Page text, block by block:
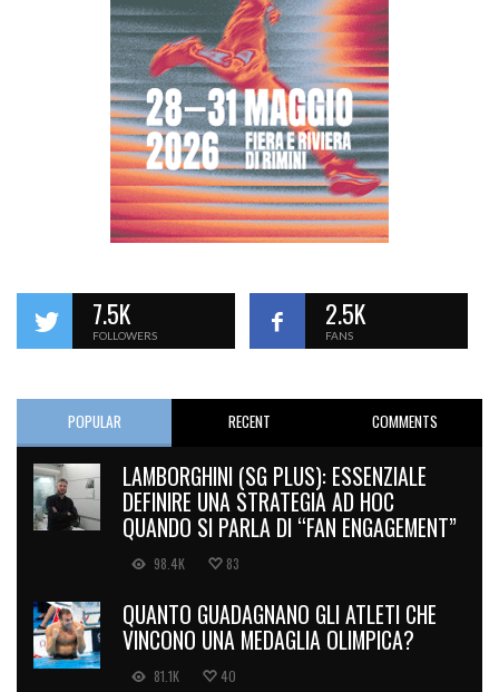
7.5K
FOLLOWERS
2.5K
FANS
POPULAR RECENT COMMENTS
LAMBORGHINI (SG PLUS): ESSENZIALE
DEFINIRE UNA STRATEGIA AD HOC
QUANDO SI PARLA DI “FAN ENGAGEMENT”
98.4K 83
QUANTO GUADAGNANO GLI ATLETI CHE
VINCONO UNA MEDAGLIA OLIMPICA?
81.1K 40